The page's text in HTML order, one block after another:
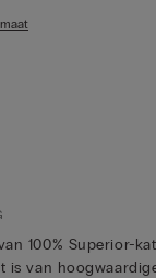
100% Superior-
is van